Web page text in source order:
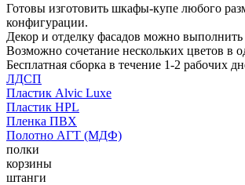
Готовы изготовить шкафы-купе любого
конфигурации.
Декор и отделку фасадов можно
Возможно сочетание нескольких цветов в
Бесплатная сборка в течение 1-2 рабочих
ЛДСП
Пластик Alvic Luxe
Пластик HPL
Пленка ПВХ
Полотно АГТ (МДФ)
полки
корзины
штанги